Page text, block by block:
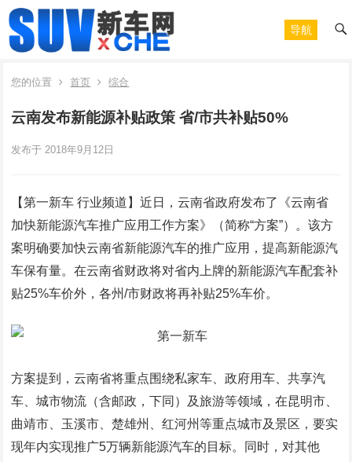
导航
您的位置 首页 综合
云南发布新能源补贴政策 省/市共补贴50%
发布于 2018年9月12日
【第一新车 行业频道】近日，云南省政府发布了《云南省
加快新能源汽车推广应用工作方案》（简称“方案”）。该方
案明确要加快云南省新能源汽车的推广应用，提高新能源汽
车保有量。在云南省财政将对省内上牌的新能源汽车配套补
贴25%车价外，各州/市财政将再补贴25%车价。
方案提到，云南省将重点围绕私家车、政府用车、共享汽
车、城市物流（含邮政，下同）及旅游等领域，在昆明市、
曲靖市、玉溪市、楚雄州、红河州等重点城市及景区，要实
现年内实现推广5万辆新能源汽车的目标。同时，对其他